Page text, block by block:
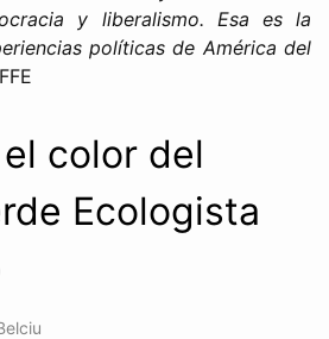
y liberalismo. Esa es la
políticas de América del
color del
Ecologista